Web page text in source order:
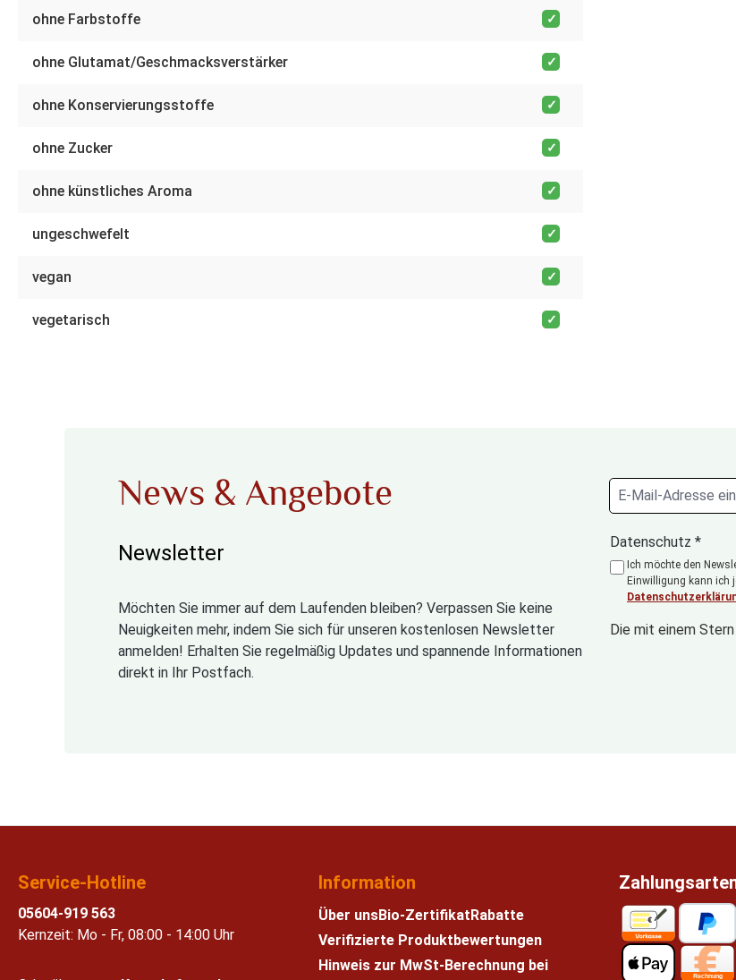
ohne Farbstoffe
ohne Glutamat/Geschmacksverstärker
ohne Konservierungsstoffe
ohne Zucker
ohne künstliches Aroma
ungeschwefelt
vegan
vegetarisch
News & Angebote
Newsletter
Möchten Sie immer auf dem Laufenden bleiben? Verpassen Sie keine
Neuigkeiten mehr, indem Sie sich für unseren kostenlosen Newsletter
anmelden! Erhalten Sie regelmäßig Updates und spannende Informationen
direkt in Ihr Postfach.
Datenschutz *
Ich möchte den
Einwilligung kann ich
Die mit einem
Service-Hotline
05604-919 563
Kernzeit: Mo - Fr, 08:00 - 14:00 Uhr
Information
Über unsBio-Zertifikat Rabatte
Verifizierte Produktbewertungen
Hinweis zur MwSt-Berechnung bei